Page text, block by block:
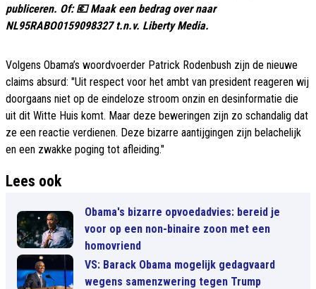
publiceren. Of: 💶 Maak een bedrag over naar
NL95RABO0159098327 t.n.v. Liberty Media.
Volgens Obama’s woordvoerder Patrick Rodenbush zijn de nieuwe
claims absurd: "Uit respect voor het ambt van president reageren wij
doorgaans niet op de eindeloze stroom onzin en desinformatie die
uit dit Witte Huis komt. Maar deze beweringen zijn zo schandalig dat
ze een reactie verdienen. Deze bizarre aantijgingen zijn belachelijk
en een zwakke poging tot afleiding."
Lees ook
Obama's bizarre opvoedadvies: bereid je
voor op een non-binaire zoon met een
homovriend
VS: Barack Obama mogelijk gedagvaard
wegens samenzwering tegen Trump